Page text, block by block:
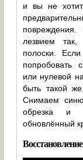
и вы не
лезвием
полоски.
попробовать
или нулевой
быть такой
Снимаем
обрезка и
обновлённый